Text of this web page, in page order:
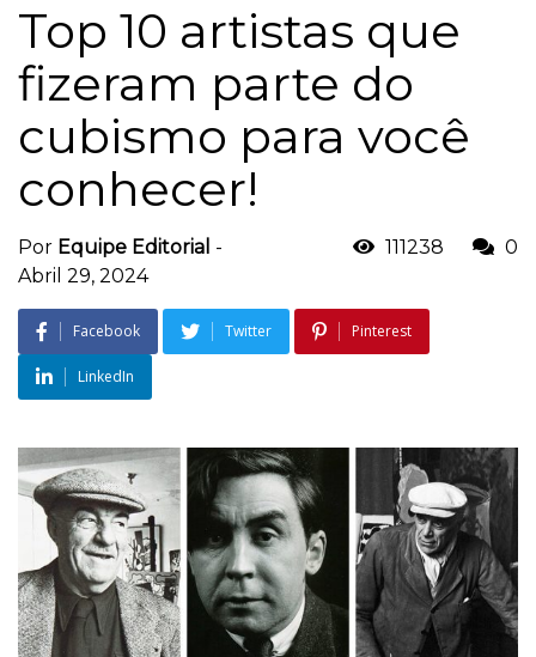
Top 10 artistas que
fizeram parte do
cubismo para você
conhecer!
Por Equipe Editorial -
Abril 29, 2024
111238 0
Facebook Twitter Pinterest
LinkedIn